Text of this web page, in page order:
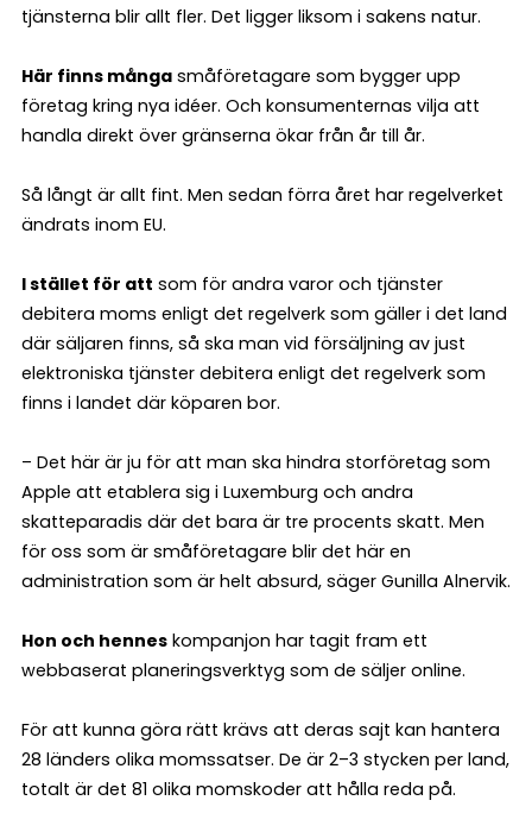
tjänsterna blir allt fler. Det ligger liksom i sakens natur.
Här finns många småföretagare som bygger upp
företag kring nya idéer. Och konsumenternas vilja att
handla direkt över gränserna ökar från år till år.
Så långt är allt fint. Men sedan förra året har regelverket
ändrats inom EU.
I stället för att som för andra varor och tjänster
debitera moms enligt det regelverk som gäller i det land
där säljaren finns, så ska man vid försäljning av just
elektroniska tjänster debitera enligt det regelverk som
finns i landet där köparen bor.
– Det här är ju för att man ska hindra storföretag som
Apple att etablera sig i Luxemburg och andra
skatteparadis där det bara är tre procents skatt. Men
för oss som är småföretagare blir det här en
administration som är helt absurd, säger Gunilla Alnervik.
Hon och hennes kompanjon har tagit fram ett
webbaserat planeringsverktyg som de säljer online.
För att kunna göra rätt krävs att deras sajt kan hantera
28 länders olika momssatser. De är 2–3 stycken per land,
totalt är det 81 olika momskoder att hålla reda på.